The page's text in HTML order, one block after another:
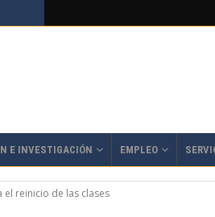
E INVESTIGACIÓN EMPLEO
el reinicio de las clases